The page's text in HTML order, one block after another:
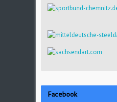
Facebook